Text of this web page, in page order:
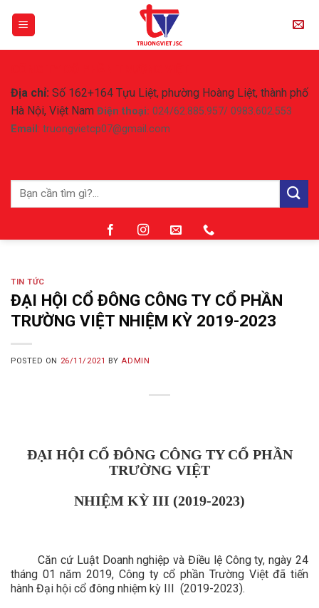
Địa chỉ: Số 162+164 Tựu Liệt, phường Hoàng Liệt, thành phố
Hà Nội, Việt Nam Điện thoại: 024/62.885.957/ 0983.602.553
Email : truongvietcp07@gmail.com
Tìm
TIN TỨC
ĐẠI HỘI CỔ ĐÔNG CÔNG TY CỔ PHẦN
TRƯỜNG VIỆT NHIỆM KỲ 2019-2023
POSTED ON 26/11/2021 BYADMIN
ĐẠI HỘI CỔ ĐÔNG CÔNG TY CỔ PHẦN
TRƯỜNG VIỆT
NHIỆM KỲ III (2019-2023)
Căn cứ Luật Doanh nghiệp và Điều lệ Công ty, ngày 24
tháng 01 năm 2019, Công ty cổ phần Trường Việt đã tiến
hành Đại hội cổ đông nhiệm kỳ III (2019-2023).